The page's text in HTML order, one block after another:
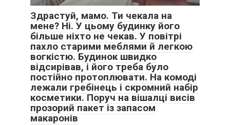
Здрастуй, мамо. Ти чекала на
мене? Ні. У цьому будинку його
більше ніхто не чекав. У повітрі
пахло старими меблями й легкою
вогкістю. Будинок швидко
відсирівав, і його треба було
постійно протоплювати. На комоді
лежали гребінець і скромний набір
косметики. Поруч на вішалці висів
прозорий пакет із запасом
макаронів